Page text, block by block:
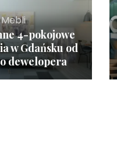
4-pokojowe
w Gdańsku od
dewelopera